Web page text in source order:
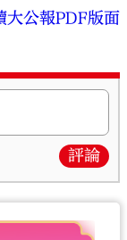
大公報PDF版面
評論